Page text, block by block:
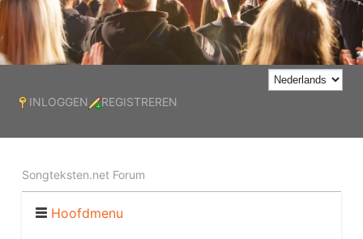
INLOGGEN REGISTREREN
Songteksten.net Forum
Hoofdmenu